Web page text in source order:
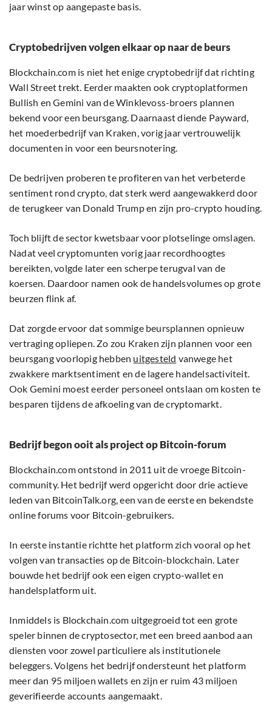
jaar winst op aangepaste basis.
Cryptobedrijven volgen elkaar op naar de beurs
Blockchain.com is niet het enige cryptobedrijf dat richting
Wall Street trekt. Eerder maakten ook cryptoplatformen
Bullish en Gemini van de Winklevoss-broers plannen
bekend voor een beursgang. Daarnaast diende Payward,
het moederbedrijf van Kraken, vorig jaar vertrouwelijk
documenten in voor een beursnotering.
De bedrijven proberen te profiteren van het verbeterde
sentiment rond crypto, dat sterk werd aangewakkerd door
de terugkeer van Donald Trump en zijn pro-crypto houding.
Toch blijft de sector kwetsbaar voor plotselinge omslagen.
Nadat veel cryptomunten vorig jaar recordhoogtes
bereikten, volgde later een scherpe terugval van de
koersen. Daardoor namen ook de handelsvolumes op grote
beurzen flink af.
Dat zorgde ervoor dat sommige beursplannen opnieuw
vertraging opliepen. Zo zou Kraken zijn plannen voor een
beursgang voorlopig hebben uitgesteld vanwege het
zwakkere marktsentiment en de lagere handelsactiviteit.
Ook Gemini moest eerder personeel ontslaan om kosten te
besparen tijdens de afkoeling van de cryptomarkt.
Bedrijf begon ooit als project op Bitcoin-forum
Blockchain.com ontstond in 2011 uit de vroege Bitcoin-
community. Het bedrijf werd opgericht door drie actieve
leden van BitcoinTalk.org, een van de eerste en bekendste
online forums voor Bitcoin-gebruikers.
In eerste instantie richtte het platform zich vooral op het
volgen van transacties op de Bitcoin-blockchain. Later
bouwde het bedrijf ook een eigen crypto-wallet en
handelsplatform uit.
Inmiddels is Blockchain.com uitgegroeid tot een grote
speler binnen de cryptosector, met een breed aanbod aan
diensten voor zowel particuliere als institutionele
beleggers. Volgens het bedrijf ondersteunt het platform
meer dan 95 miljoen wallets en zijn er ruim 43 miljoen
geverifieerde accounts aangemaakt.